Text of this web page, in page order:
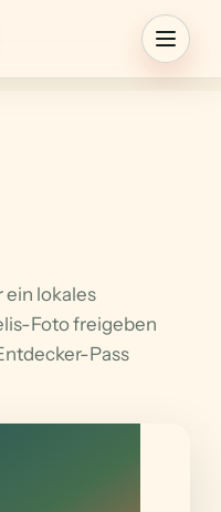
Menue
ein lokales
Foto freigeben
Pass